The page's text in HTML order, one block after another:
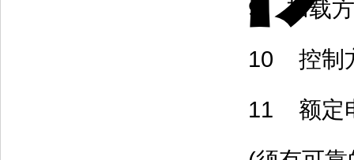
9 加载方
10 控制方
11 额定电